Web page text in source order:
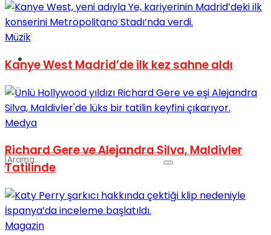
Podcast
Müzik
Kanye West Madrid’de ilk kez sahne aldı
Medya
Richard Gere ve Alejandra Silva, Maldivler
Tatilinde
Magazin